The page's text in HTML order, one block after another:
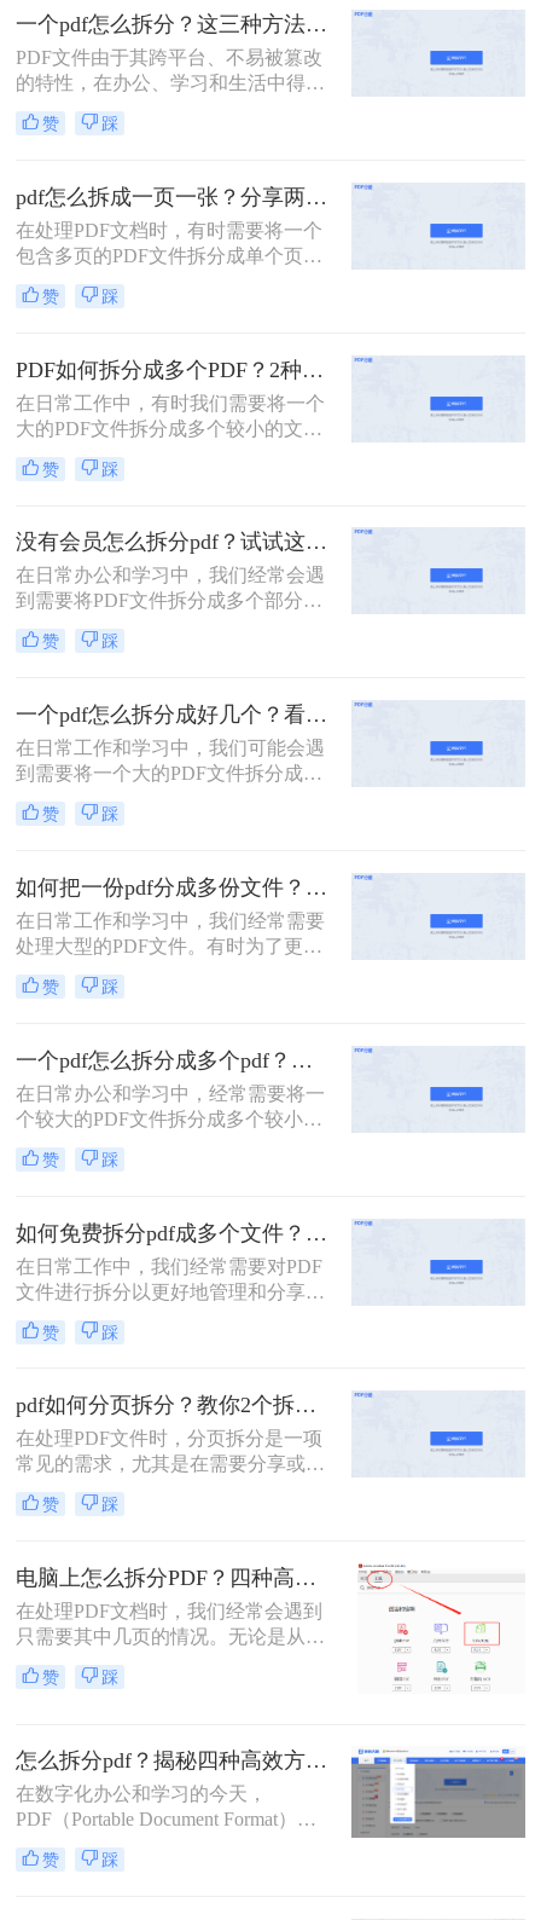
技巧都是非常有帮助的。那么pdf如何
拆分呢？本文将介绍三种简单且实用
的方法来拆分PDF文件。
一个pdf怎么拆分？这三种方法教你轻松拆分！
PDF文件由于其跨平台、不易被篡改
的特性，在办公、学习和生活中得到
了广泛的应用。然而，有时候一个大
型的PDF文件可能包含多个章节或不
拆分成多个小文件，以便更好地管理
和使用。那么一个PDF怎么拆分呢？
本文将介绍三种拆分PDF文件的方
法，帮助读者轻松实现PDF的拆分操
作。
赞 踩
pdf怎么拆成一页一张？分享两种常用的拆分方法！
在处理PDF文档时，有时需要将一个
包含多页的PDF文件拆分成单个页面
的PDF文件。那么pdf怎么拆成一页一
张呢？本文将介绍两种常用的拆分
赞 踩
PDF如何拆分成多个PDF？2种高效方法详解分享
在日常工作中，有时我们需要将一个
大的PDF文件拆分成多个较小的文
件，以便更好地管理和使用。无论是
为了便于共享、减少文件大小还是针
技巧都是非常有用的。那么PDF如何
拆分成多个PDF呢？本文将介绍两种
简单且高效的PDF拆分方法。
赞 踩
没有会员怎么拆分pdf？试试这二种拆分方法！
在日常办公和学习中，我们经常会遇
到需要将PDF文件拆分成多个部分的
情况。然而，许多PDF处理工具都需
要会员权限才能使用拆分功能。那么
两种无需会员权限即可拆分PDF的方
法，帮助您轻松应对这一需求。
赞 踩
一个pdf怎么拆分成好几个？看看下面的二种方法！
在日常工作和学习中，我们可能会遇
到需要将一个大的PDF文件拆分成多
个较小文件的情况。例如，为了便于
共享、减少文件大小或是针对特定页
常有用的。那么一个pdf怎么拆分成好
几个呢？本文将详细介绍两种常见的
PDF拆分方法。
赞 踩
如何把一份pdf分成多份文件？这3种拆分小妙招了解下！
在日常工作和学习中，我们经常需要
处理大型的PDF文件。有时为了更便
于查阅或分享，我们可能需要将这些
文件拆分成多个小部分。那么如何把
三种高效的PDF文件拆分方法，帮助
您轻松完成文件拆分任务。
赞 踩
一个pdf怎么拆分成多个pdf？教你3招轻松拆分！
在日常办公和学习中，经常需要将一
个较大的PDF文件拆分成多个较小的
PDF文件，以便于分享、管理或打
印。那么一个pdf怎么拆分成多个pdf
成多个PDF文件的实用方法。
赞 踩
如何免费拆分pdf成多个文件？这三种方法很好用！
在日常工作中，我们经常需要对PDF
文件进行拆分以更好地管理和分享文
档。对于那些希望免费完成这项任务
的用户来说，有多种选择可以实现这
文件呢？本文将介绍三种无需付费即
可使用的PDF拆分方法。
赞 踩
pdf如何分页拆分？教你2个拆分方法！
在处理PDF文件时，分页拆分是一项
常见的需求，尤其是在需要分享或打
印部分页面时。那么pdf如何分页拆分
呢？本文将介绍两种分页拆分PDF的
分任务。
赞 踩
电脑上怎么拆分PDF？四种高效方法详解！
在处理PDF文档时，我们经常会遇到
只需要其中几页的情况。无论是从一
份庞大的报告中提取关键章节，还是
将扫描合并的发票重新分开，“拆分
有页面，不如精准地提取所需部分，
这样既高效又专业。
赞 踩
怎么拆分pdf？揭秘四种高效方法，总有一款适合你！
在数字化办公和学习的今天，
PDF（Portable Document Format）因
其跨平台、格式固定的特性，已成为
我们日常工作中最常用的文件格式之
赞 踩